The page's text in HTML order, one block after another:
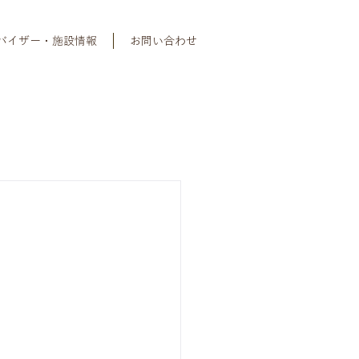
イザー・施設情報 お問い合わせ